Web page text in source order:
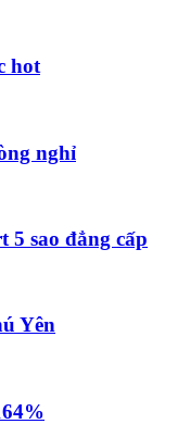
hot
nghỉ
5 sao đẳng cấp
Yên